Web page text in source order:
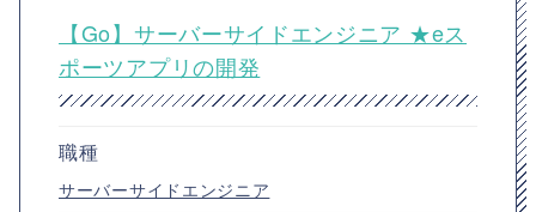
【Go】サーバーサイドエンジニア ★eス
ポーツアプリの開発
職種
サーバーサイドエンジニア